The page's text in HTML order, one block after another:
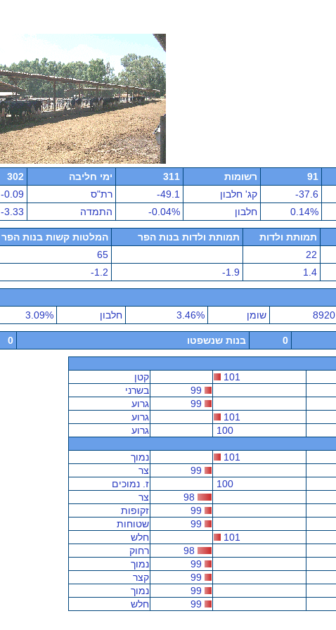
91 רשומות 311 ימי חליבה
302
-37.6 קג' חלבון -49.1 רת"ס
-0.09
0.14% חלבון -0.04% התמדה -3.33
תמותת ולדות תמותת ולדות בנות הפר
המלטות קשות בנות הפר
22
65
1.4
-1.9
-1.2
8920 שומן 3.46% חלבון 3.09%
0 בנות שנשפטו 0
101
קטן
בשרני
גרוע
101
גרוע
100
גרוע
101
נמוך
צר
100
ז. נמוכים
צר
זקופות
שטוחות
101
חלש
רחוק
נמוך
קצר
נמוך
חלש